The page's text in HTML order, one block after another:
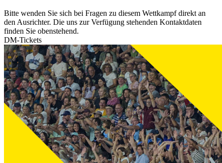
Bitte wenden Sie sich bei Fragen zu diesem Wettkampf direkt an
den Ausrichter. Die uns zur Verfügung stehenden Kontaktdaten
finden Sie obenstehend.
DM-Tickets